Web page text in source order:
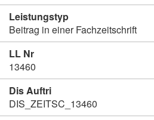
Leistungstyp
Beitrag in einer Fachzeitschrift
LL Nr
13460
Dis Auftri
DIS_ZEITSC_13460